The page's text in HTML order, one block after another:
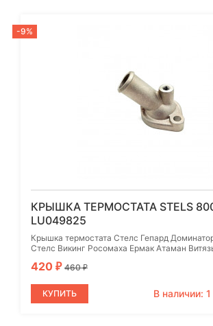
-9%
КРЫШКА ТЕРМОСТАТА STELS
LU049825
Крышка термостата Стелс Гепард
Стелс Викинг Росомаха Ермак Атаман
420 ₽ 460₽
КУПИТЬ В наличии: 1